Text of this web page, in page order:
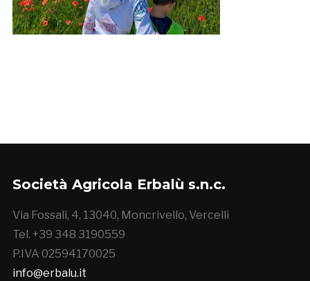
Società Agricola Erbalù s.n.c.
Via Fossali, 4, 13040, Moncrivello, Vercelli
Tel. +39 348 3190559
P.IVA 02594170025
info@erbalu.it